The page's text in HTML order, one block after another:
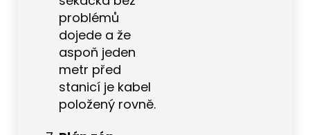
problémů
dojede a že
aspoň jeden
metr před
stanicí je kabel
položený rovně.